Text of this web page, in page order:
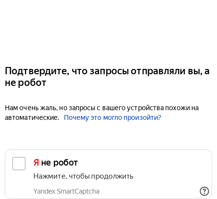
Подтвердите, что запросы отправляли вы, а
не робот
Нам очень жаль, но запросы с вашего устройства похожи на
автоматические.
Почему это могло произойти?
Я не робот
Нажмите, чтобы продолжить
Yandex SmartCaptcha